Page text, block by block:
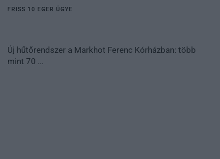
FRISS 10 EGER ÜGYE
Új hűtőrendszer a Markhot Ferenc Kórházban: több
mint 70 ...